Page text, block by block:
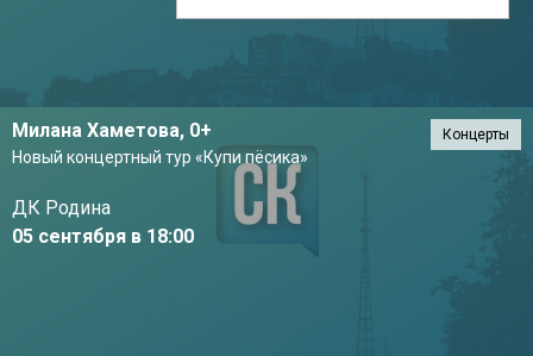
Милана Хаметова, 0+
Новый концертный тур «Купи пёсика»
ДК Родина
05 сентября в 18:00
Концерты